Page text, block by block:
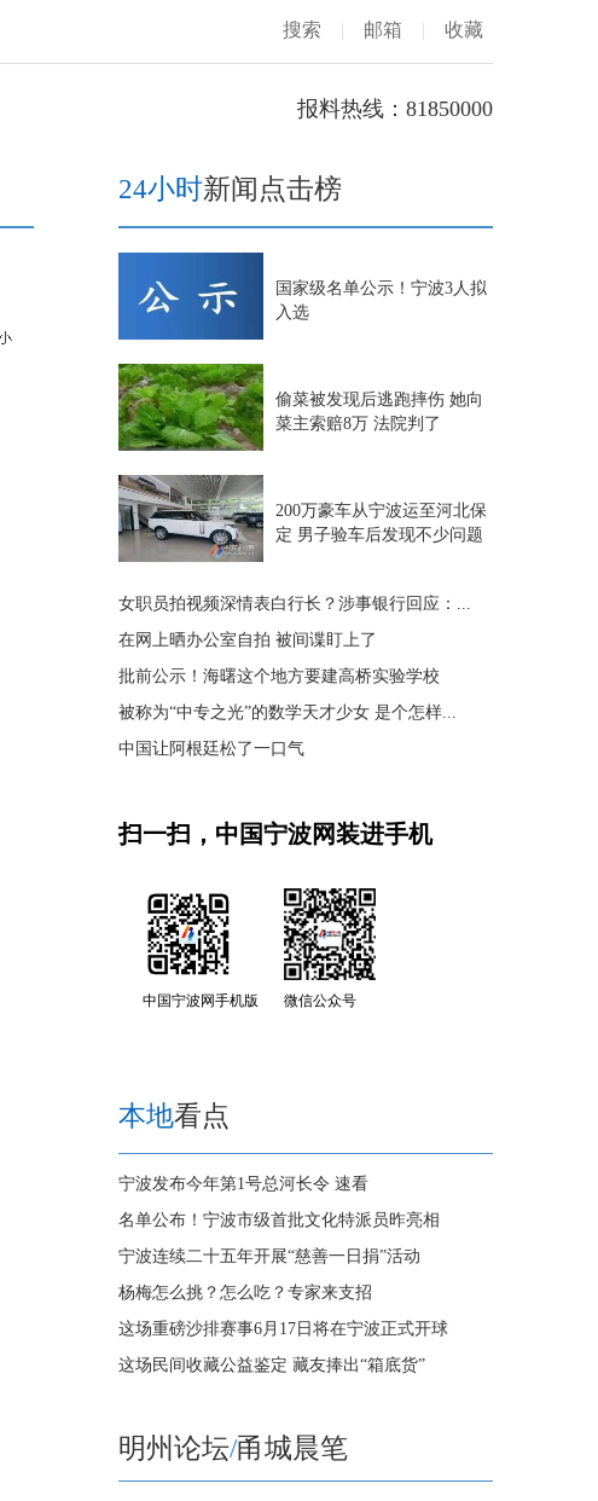
搜索 | 邮箱 | 收藏
报料热线：81850000
24小时新闻点击榜
国家级名单公示！宁波3人拟
入选
偷菜被发现后逃跑摔伤 她向
菜主索赔8万 法院判了
200万豪车从宁波运至河北保
定 男子验车后发现不少问题
女职员拍视频深情表白行长？涉事银行回应：...
在网上晒办公室自拍 被间谍盯上了
批前公示！海曙这个地方要建高桥实验学校
被称为“中专之光”的数学天才少女 是个怎样...
中国让阿根廷松了一口气
扫一扫，中国宁波网装进手机
中国宁波网手机版 微信公众号
本地看点
宁波发布今年第1号总河长令 速看
名单公布！宁波市级首批文化特派员昨亮相
宁波连续二十五年开展“慈善一日捐”活动
杨梅怎么挑？怎么吃？专家来支招
这场重磅沙排赛事6月17日将在宁波正式开球
这场民间收藏公益鉴定 藏友捧出“箱底货”
明州论坛/甬城晨笔